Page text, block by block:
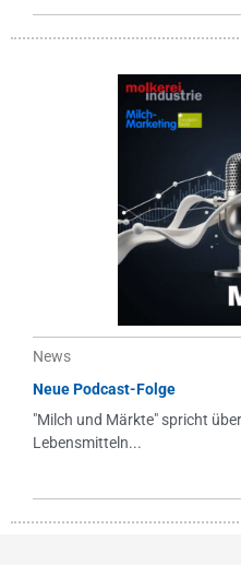
News
Neue Podcast-Folge
"Milch und Märkte" spricht
Lebensmitteln...